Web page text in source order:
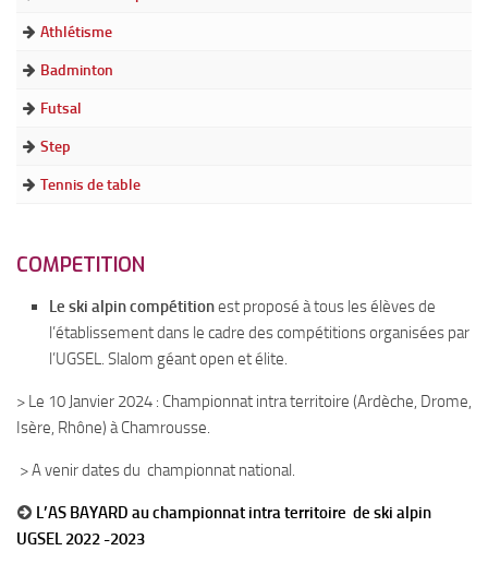
Organigrammes 2025-2026
Atouts pédagogiques
Les programmes du collège
Rythmes scolaires
Pédagogie et suivi
Ouverture culturelle
LCA
Une approche des sciences
La vie au collège
La Pastorale au collège
Le CDI
L’A.P.E.L
Voyage et sorties
Athlétisme
Badminton
Futsal
Step
Tennis de table
COMPETITION
Le ski alpin compétitionest proposé à tous les élèves de
l’établissement dans le cadre des compétitions organisées par
l’UGSEL. Slalom géant open et élite.
> Le 10 Janvier 2024 : Championnat intra territoire (Ardèche, Drome,
Isère, Rhône) à Chamrousse.
> A venir dates du championnat national.
L’AS BAYARD au championnat intra territoire de ski alpin
UGSEL 2022 -2023